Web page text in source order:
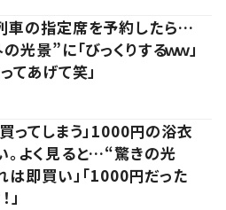
車の指定席を予約したら…
景”に「びっくりするｗｗ」
てあげて笑」
ってしまう」1000円の浴衣
。よく見ると…“驚きの光
は即買い」「1000円だった
」